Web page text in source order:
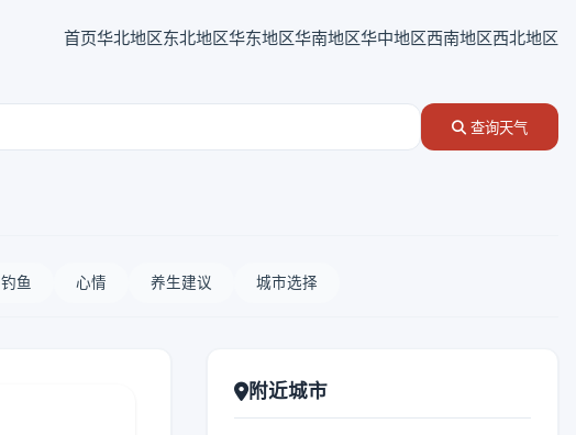
首页华北地区东北地区华东地区华南地区华中地区西南地区西北地区
查询天气
钓鱼 心情 养生建议 城市选择
附近城市